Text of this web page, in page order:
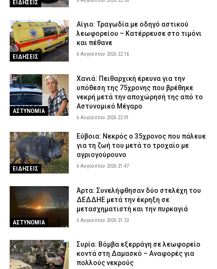
ΕΙΔΗΣΕΙΣ
ΕΙΔΗΣΕΙΣ
Αίγιο: Τραγωδία με οδηγό αστικού
λεωφορείου – Κατέρρευσε στο τιμόνι
και πέθανε
6 Αυγούστου 2026 22:16
ΑΣΤΥΝΟΜΙΑ
Χανιά: Πειθαρχική έρευνα για την
υπόθεση της 75χρονης που βρέθηκε
νεκρή μετά την αποχώρησή της από το
Αστυνομικό Μέγαρο
6 Αυγούστου 2026 22:01
ΕΙΔΗΣΕΙΣ
Εύβοια: Νεκρός ο 35χρονος που πάλευε
για τη ζωή του μετά το τροχαίο με
αγριογούρουνο
6 Αυγούστου 2026 21:47
ΑΣΤΥΝΟΜΙΑ
Άρτα: Συνελήφθησαν δύο στελέχη του
ΔΕΔΔΗΕ μετά την έκρηξη σε
μετασχηματιστή και την πυρκαγιά
6 Αυγούστου 2026 21:32
Συρία: Βόμβα εξερράγη σε λεωφορείο
κοντά στη Δαμασκό – Αναφορές για
πολλούς νεκρούς